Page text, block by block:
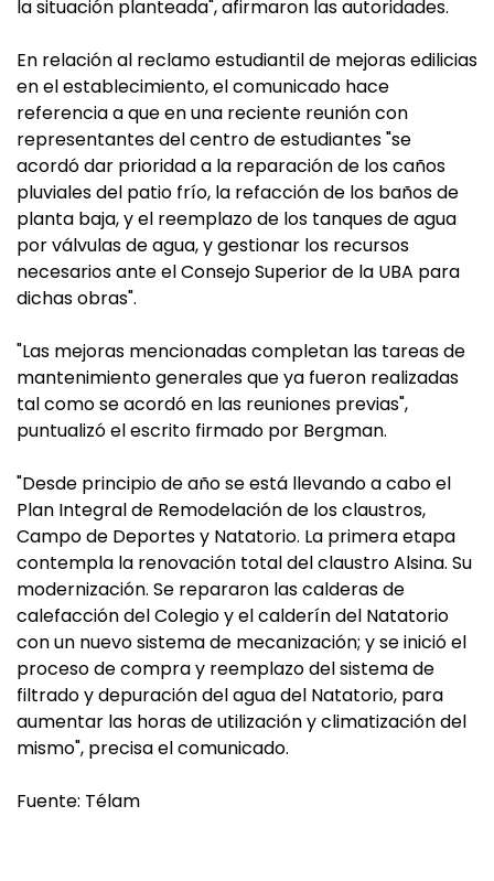
la situación planteada", afirmaron las autoridades.
En relación al reclamo estudiantil de mejoras edilicias
en el establecimiento, el comunicado hace
referencia a que en una reciente reunión con
representantes del centro de estudiantes "se
acordó dar prioridad a la reparación de los caños
pluviales del patio frío, la refacción de los baños de
planta baja, y el reemplazo de los tanques de agua
por válvulas de agua, y gestionar los recursos
necesarios ante el Consejo Superior de la UBA para
dichas obras".
"Las mejoras mencionadas completan las tareas de
mantenimiento generales que ya fueron realizadas
tal como se acordó en las reuniones previas",
puntualizó el escrito firmado por Bergman.
"Desde principio de año se está llevando a cabo el
Plan Integral de Remodelación de los claustros,
Campo de Deportes y Natatorio. La primera etapa
contempla la renovación total del claustro Alsina. Su
modernización. Se repararon las calderas de
calefacción del Colegio y el calderín del Natatorio
con un nuevo sistema de mecanización; y se inició el
proceso de compra y reemplazo del sistema de
filtrado y depuración del agua del Natatorio, para
aumentar las horas de utilización y climatización del
mismo", precisa el comunicado.
Fuente: Télam